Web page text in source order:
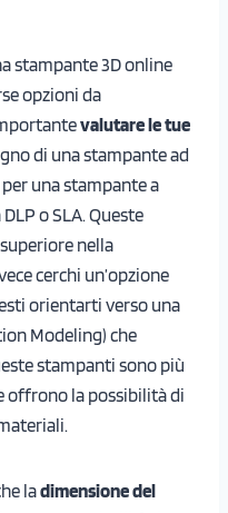
stampante 3D online
opzioni da
valutare le tue
di una stampante ad
una stampante a
o SLA. Queste
nella
cerchi un’opzione
orientarti verso una
Modeling) che
stampanti sono più
offrono la possibilità di
ladimensione del